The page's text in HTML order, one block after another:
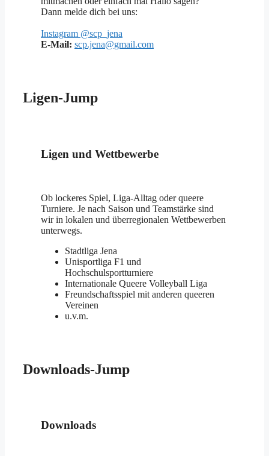
Dann melde dich bei uns:
Instagram @scp_jena
E-Mail: scp.jena@gmail.com
Ligen-Jump
Ligen und Wettbewerbe
Ob lockeres Spiel, Liga-Alltag oder queere
Turniere. Je nach Saison und Teamstärke sind
wir in lokalen und überregionalen Wettbewerben
unterwegs.
Stadtliga Jena
Unisportliga F1 und
Hochschulsportturniere
Internationale Queere Volleyball Liga
Freundschaftsspiel mit anderen queeren
Vereinen
u.v.m.
Downloads-Jump
Downloads